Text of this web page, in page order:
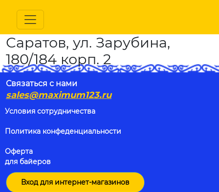
Саратов, ул. Зарубина,
180/184 корп. 2
Связаться с нами
sales@maximum123.ru
Условия сотрудничества
Политика конфеденциальности
Оферта
для байеров
Вход для интернет-магазинов